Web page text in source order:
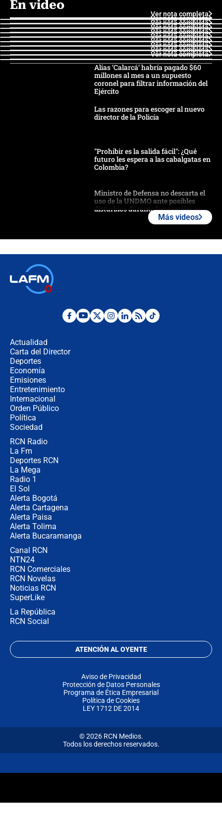
En video
Ver nota completa
Ver nota completa
Ver nota completa
Ver nota completa
Ver nota completa
Ver nota completa
Ver nota completa
Ver nota completa
Ver nota completa
Ver nota completa
Alias ‘Calarcá’ habría pagado $60
millones al mes a un supuesto
coronel para filtrar información del
Ejército
Las razones para escoger al nuevo
director de la Policía
"Prohibir es la salida fácil": ¿Qué
futuro les espera a las cabalgatas en
Colombia?
Ministro de Defensa no descarta el
uso de la UNDMO ante posibles
disturbios durante la posesión
Las seis de las 6 con Juan Lozano |
Más videos
Actualidad
Carta del Director
Deportes
Economía
Emisiones
Entretenimiento
Internacional
Orden Público
Política
Sociedad
RCN Radio
La Fm
Deportes RCN
La Mega
Radio 1
El Sol
Alerta Bogotá
Alerta Cartagena
Alerta Paisa
Alerta Tolima
Alerta Bucaramanga
Canal RCN
NTN24
RCN Comerciales
RCN Novelas
Noticias RCN
SuperLike
La República
RCN Social
ATENCIÓN AL OYENTE
Aviso de Privacidad
Protección de Datos Personales
Programa de Ética Empresarial
Política de Cookies
LEY 1712 DE 2014
© 2026 RCN Medios.
Todos los derechos reservados.